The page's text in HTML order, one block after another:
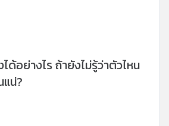
ได้อย่างไร ถ้ายังไม่รู้ว่าตัวไหน
น่?